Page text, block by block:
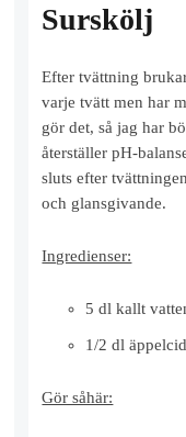
Surskölj
Efter tvättning
varje tvätt men har
gör det, så jag har
återställer pH-
sluts efter
och glansgivande.
Ingredienser:
5 dl kallt
1/2 dl
Gör såhär: